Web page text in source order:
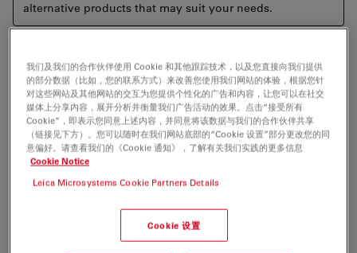
alternative products that may suit your needs.
Leica DCM8采用了最新的非接触式三维光学表面测量技
术。设计用于提高您的工作效率，它是一款融合了高清晰度
共聚焦显微镜和干涉测量技术优点的多功能双核系统。一键
模式选择，精密软件、无移动部件的高分辨率共聚焦扫描技
术确保用户实现超快速的分析操作。
行配置，以便完全适用于您的样本。为满足客户的文档创建
需求，徕卡DCM8包括1个高清CCD摄像头和4个LED光源
我们及我们的合作伙伴使用 Cookie 和其他跟踪技术，以及您直接向我们提供
的部分数据（比如，您的联系方式）来改善您使用我们网站的体验，根据您针
对这些网站及其他网站的交互为您提供个性化的广告和内容，让您可以在社交
媒体上分享内容，展开分析并衡量我们广告活动的效果。点击“接受所有
Cookie”，即表示您同意上述内容，并同意将该数据与我们的合作伙伴共享
（链接见下方）。您可以随时在我们网站底部的“Cookie 设置”部分更改您的同
意偏好。请查看我们的《Cookie 通知》，了解有关我们实践的更多信息
Cookie Notice
Leica Microsystems Cookie Partners Details
Cookie 设置